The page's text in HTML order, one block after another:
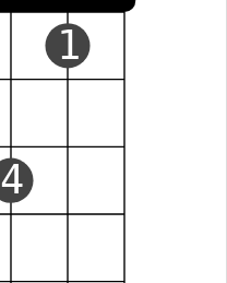
4
1